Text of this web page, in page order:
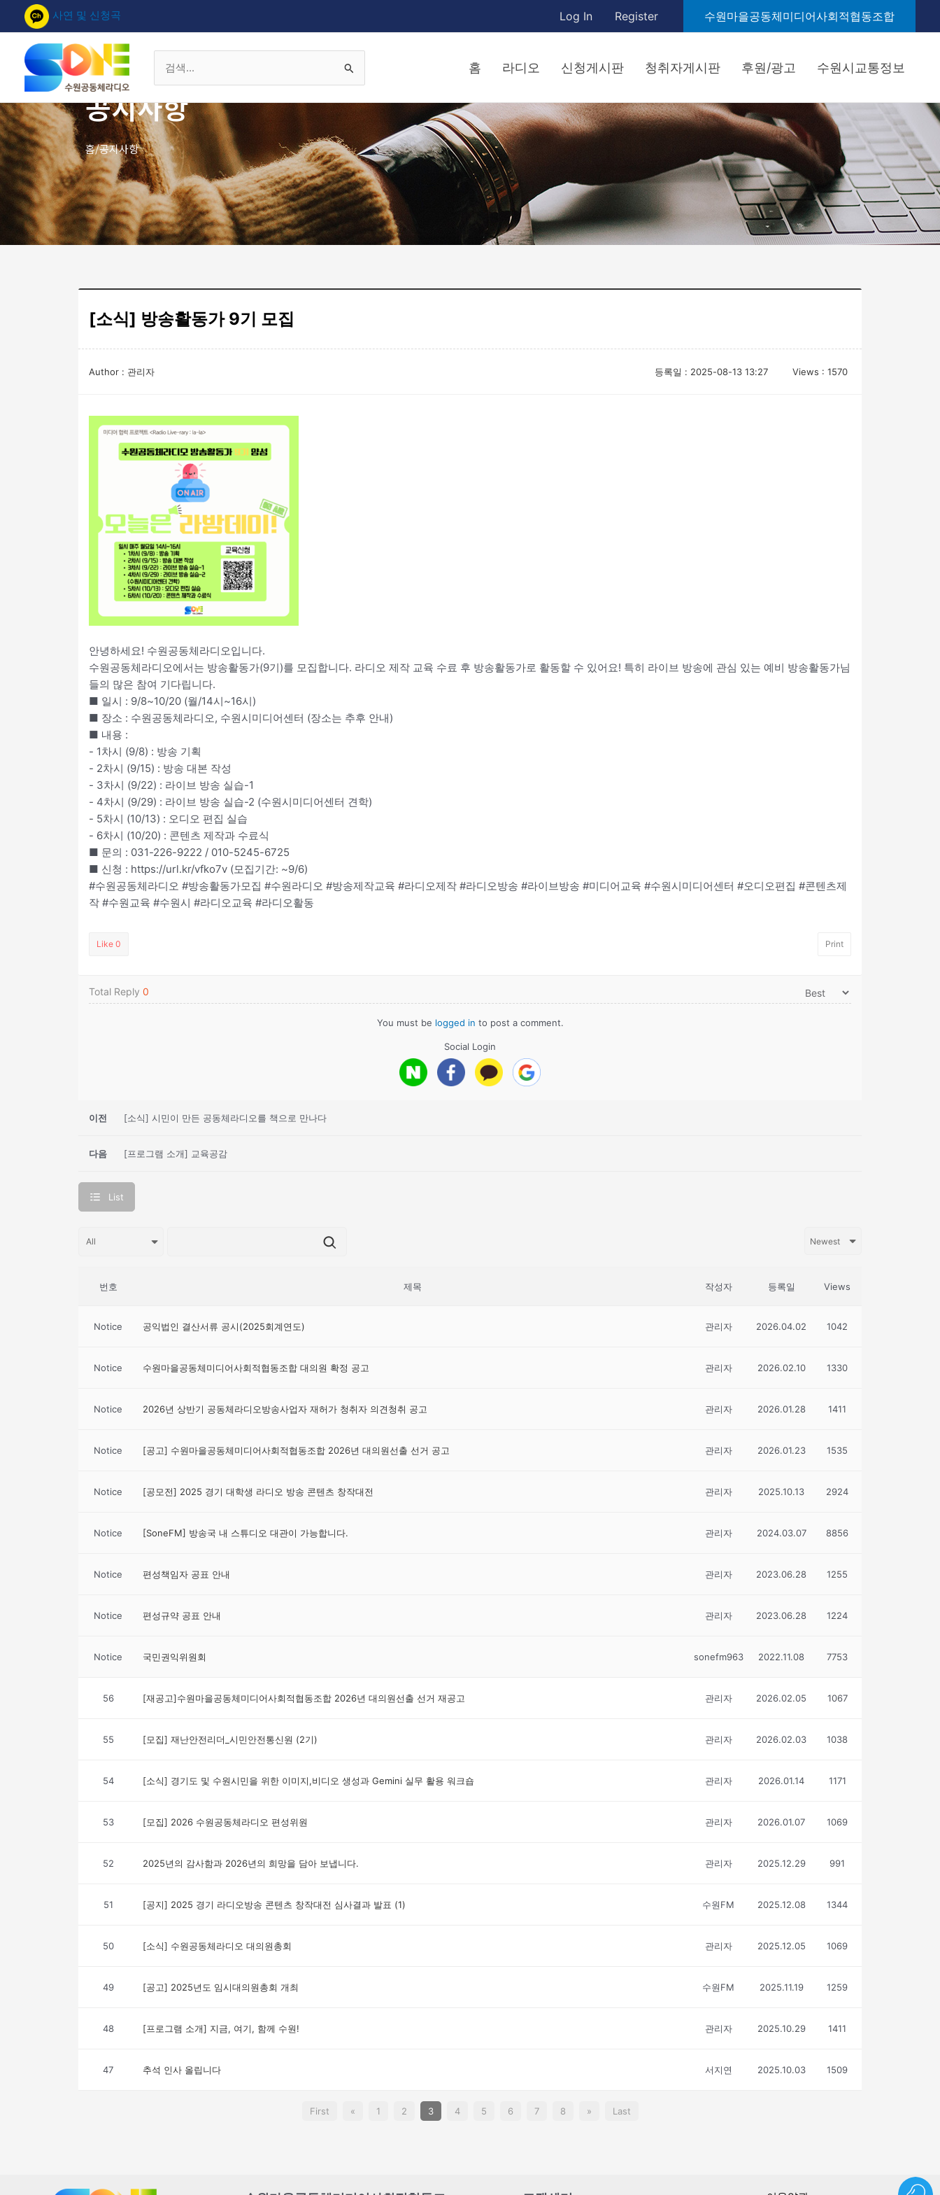
뛰
기
사연 및 신청곡 Log In Register 수원마을공동체미디어사회적협동조합
색
대
상
홈 라디오 신청게시판 청취자게시판 후원/광고 수원시교통정보
공지사항
홈/공지사항
[소식] 방송활동가 9기 모집
Views : 1570
등록일 : 2025-08-13 13:27
Author : 관리자
안녕하세요! 수원공동체라디오입니다.
수원공동체라디오에서는 방송활동가(9기)를 모집합니다. 라디오 제작 교육 수료 후 방송활동가로 활동할 수 있어요! 특히 라이브 방송에 관심 있는 예비 방송활동가님
들의 많은 참여 기다립니다.
■ 일시 : 9/8~10/20 (월/14시~16시)
■ 장소 : 수원공동체라디오, 수원시미디어센터 (장소는 추후 안내)
■ 내용 :
- 1차시 (9/8) : 방송 기획
- 2차시 (9/15) : 방송 대본 작성
- 3차시 (9/22) : 라이브 방송 실습-1
- 4차시 (9/29) : 라이브 방송 실습-2 (수원시미디어센터 견학)
- 5차시 (10/13) : 오디오 편집 실습
- 6차시 (10/20) : 콘텐츠 제작과 수료식
■ 문의 : 031-226-9222 / 010-5245-6725
■ 신청 : https://url.kr/vfko7v (모집기간: ~9/6)
#수원공동체라디오 #방송활동가모집 #수원라디오 #방송제작교육 #라디오제작 #라디오방송 #라이브방송 #미디어교육 #수원시미디어센터 #오디오편집 #콘텐츠제
작 #수원교육 #수원시 #라디오교육 #라디오활동
Like 0 Print
Total Reply 0
You must be logged in to post a comment.
Social Login
이전 [소식] 시민이 만든 공동체라디오를 책으로 만나다
[프로그램 소개] 교육공감
다음
List
번호 제목 작성자 등록일 Views
Notice 공익법인 결산서류 공시(2025회계연도) 관리자 2026.04.02 1042
Notice 수원마을공동체미디어사회적협동조합 대의원 확정 공고 관리자 2026.02.10 1330
Notice 2026년 상반기 공동체라디오방송사업자 재허가 청취자 의견청취 공고 관리자 2026.01.28 1411
Notice [공고] 수원마을공동체미디어사회적협동조합 2026년 대의원선출 선거 공고 관리자 2026.01.23 1535
Notice [공모전] 2025 경기 대학생 라디오 방송 콘텐츠 창작대전 관리자 2025.10.13 2924
Notice [SoneFM] 방송국 내 스튜디오 대관이 가능합니다. 관리자 2024.03.07 8856
Notice 편성책임자 공표 안내 관리자 2023.06.28 1255
Notice 편성규약 공표 안내 관리자 2023.06.28 1224
Notice 국민권익위원회 sonefm963 2022.11.08 7753
56 [재공고]수원마을공동체미디어사회적협동조합 2026년 대의원선출 선거 재공고 관리자 2026.02.05 1067
55 [모집] 재난안전리더_시민안전통신원 (2기) 관리자 2026.02.03 1038
54 [소식] 경기도 및 수원시민을 위한 이미지,비디오 생성과 Gemini 실무 활용 워크숍 관리자 2026.01.14 1171
53 [모집] 2026 수원공동체라디오 편성위원 관리자 2026.01.07 1069
52 2025년의 감사함과 2026년의 희망을 담아 보냅니다. 관리자 2025.12.29 991
51 [공지] 2025 경기 라디오방송 콘텐츠 창작대전 심사결과 발표 (1) 수원FM 2025.12.08 1344
50 [소식] 수원공동체라디오 대의원총회 관리자 2025.12.05 1069
49 [공고] 2025년도 임시대의원총회 개최 수원FM 2025.11.19 1259
48 [프로그램 소개] 지금, 여기, 함께 수원! 관리자 2025.10.29 1411
47 추석 인사 올립니다 서지연 2025.10.03 1509
First « 1 2 3 4 5 6 7 8 » Last